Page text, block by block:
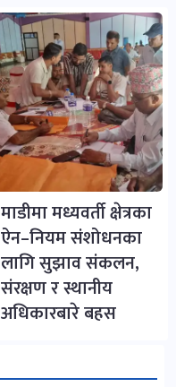
माडीमा मध्यवर्ती क्षेत्रका
ऐन–नियम संशोधनका
लागि सुझाव संकलन,
संरक्षण र स्थानीय
अधिकारबारे बहस